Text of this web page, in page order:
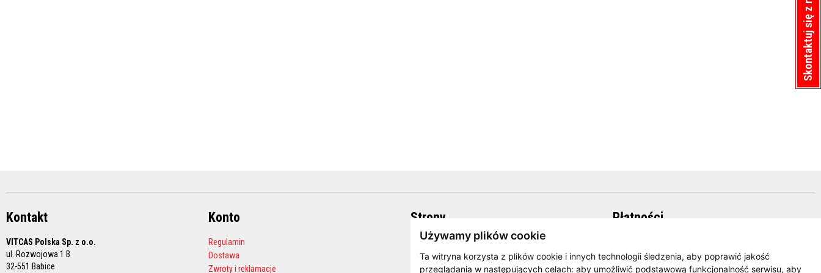
Używamy plików cookie
Ta witryna korzysta z plików cookie i innych technologii śledzenia, aby poprawić jakość
przeglądania w następujących celach: aby umożliwić podstawową funkcjonalność serwisu, aby
kominkowe
Kleje
Cyrkonowe
materiały
ogniotrwałe
Kontakt
VITCAS Polska Sp. z o.o.
ul. Rozwojowa 1 B
32-551 Babice
Konto
Regulamin
Dostawa
Zwroty i reklamacje
Strony
O firmie
Strona internetowa producenta
Blog
Płatności
Skontaktuj się z nami